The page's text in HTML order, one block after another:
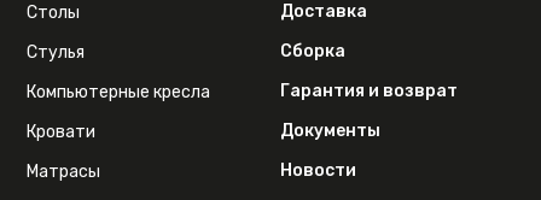
Столы
Стулья
Компьютерные кресла
Кровати
Матрасы
Доставка
Сборка
Гарантия и возврат
Документы
Новости